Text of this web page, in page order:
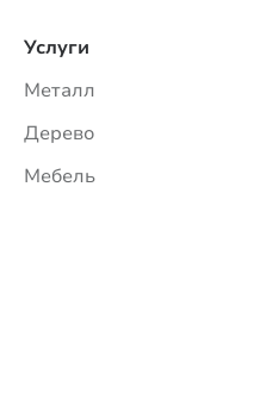
Услуги
Металл
Дерево
Мебель